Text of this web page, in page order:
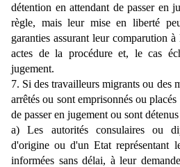
détention en attendant de passer en
règle, mais leur mise en liberté
garanties assurant leur comparution
actes de la procédure et, le cas
jugement.
7. Si des travailleurs migrants ou des
arrêtés ou sont emprisonnés ou
de passer en jugement ou sont
a) Les autorités consulaires ou
d'origine ou d'un Etat représentant
informées sans délai, à leur